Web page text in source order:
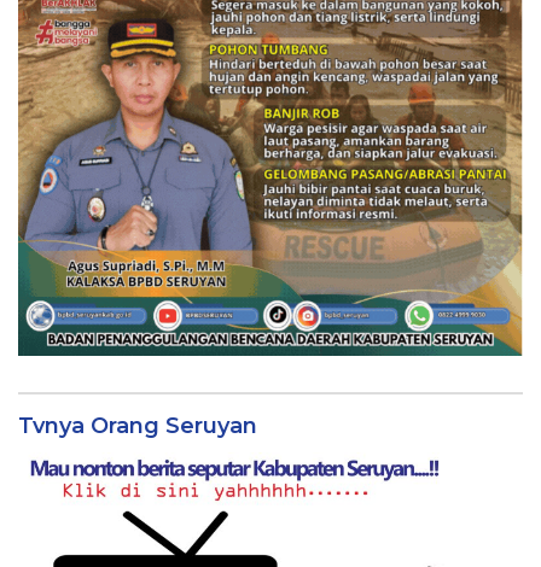
Tvnya Orang Seruyan